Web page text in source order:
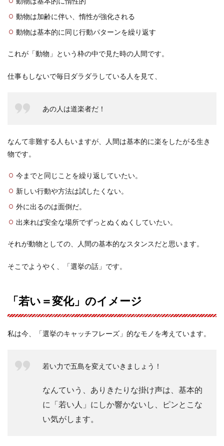
動物は加齢に伴い、惰性が強化される
動物は基本的に同じ行動パターンを繰り返す
これが「動物」という枠の中で見た時の人間です。
仕事もしないで毎日ダラダラしている人を見て、
あの人は道楽者だ！
なんて非難する人もいますが、人間は基本的に楽をしたがる生き
物です。
今までと同じことを繰り返していたい。
新しい行動や方法は試したくない。
外に出るのは面倒だ。
出来れば安全な場所でずっとぬくぬくしていたい。
それが動物としての、人間の基本的なスタンスだと思います。
そこでようやく、「選挙の話」です。
「若い＝変化」のイメージ
私は今、「選挙のキャッチフレーズ」的なモノを考えています。
若い力で五島を変えていきましょう！
なんていう、ありきたりな掛け声は、基本的
に「若い人」にしか響かないし、ピンとこな
い気がします。